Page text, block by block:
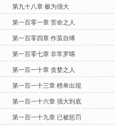
第九十八章 极为强大
第一百零一章 苦命之人
第一百零四章 作茧自缚
第一百零七章 非常罗嗦
第一百一十章 贪婪之人
第一百一十三章 榜单出现
第一百一十六章 强大到底
第一百一十九章 已被惩罚